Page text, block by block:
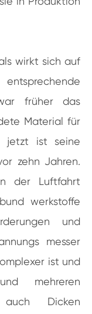
wirkt sich auf
früher das
Material für
jetzt ist seine
zehn Jahren.
der Luftfahrt
werkstoffe
und
messer
ist und
mehreren
Dicken